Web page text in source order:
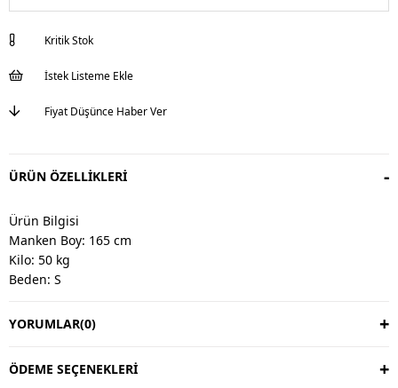
Kritik Stok
İstek Listeme Ekle
Fiyat Düşünce Haber Ver
ÜRÜN ÖZELLIKLERI
Ürün Bilgisi
Manken Boy: 165 cm
Kilo: 50 kg
Beden: S
Değişim & İade
Değişim süresi 3 iş günüdür.
YORUMLAR(0)
ÖDEME SEÇENEKLERI